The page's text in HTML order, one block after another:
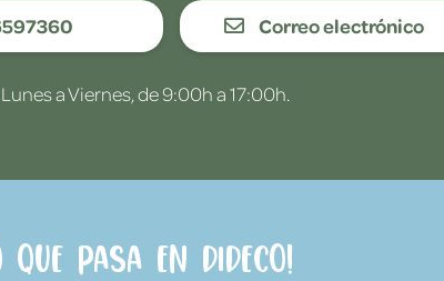
Correo electrónico
a Viernes, de 9:00h a 17:00h.
pasa en Dideco!